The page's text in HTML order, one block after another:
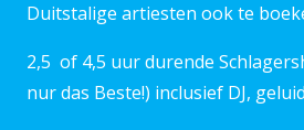
Duitstalige artiesten ook te
2,5 of 4,5 uur durende
nur das Beste!) inclusief DJ,